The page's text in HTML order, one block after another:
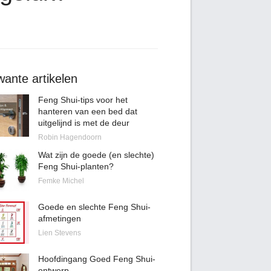
artikelen
Feng Shui-tips voor het
hanteren van een bed dat
uitgelijnd is met de deur
Robin Hagendoorn
Wat zijn de goede (en slechte)
Feng Shui-planten?
Femke Michel
Goede en slechte Feng Shui-
afmetingen
Lien Stevens
Hoofdingang Goed Feng Shui-